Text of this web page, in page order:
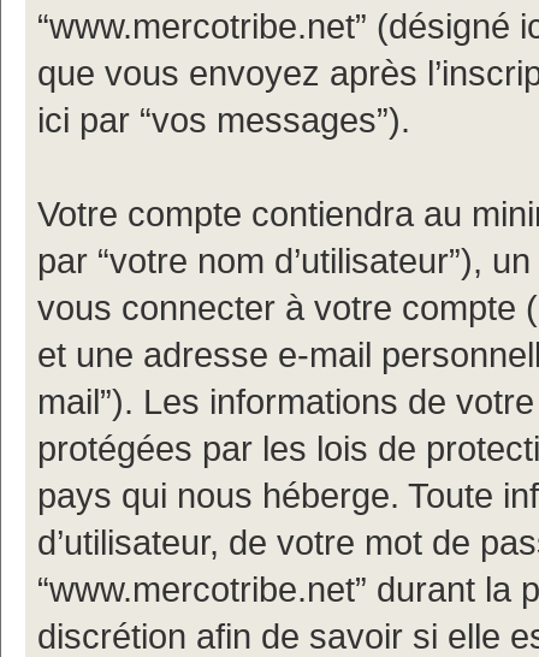
“www.mercotribe.net” (désigné
que vous envoyez après
ici par “vos messages”).
Votre compte contiendra au
par “votre nom d’utilisateur”),
vous connecter à votre compte
et une adresse e-mail
mail”). Les informations de
protégées par les lois de
pays qui nous héberge. Toute
d’utilisateur, de votre mot de
“www.mercotribe.net” durant la
discrétion afin de savoir si elle